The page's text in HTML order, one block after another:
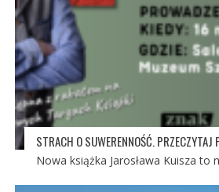
STRACH O SUWERENNOŚĆ. PRZECZYTAJ
Nowa książka Jarosława Kuisza to